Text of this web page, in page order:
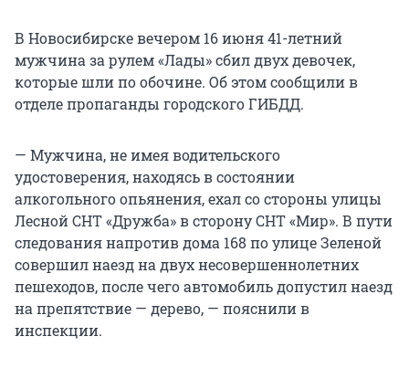
В Новосибирске вечером 16 июня 41-летний
мужчина за рулем «Лады» сбил двух девочек,
которые шли по обочине. Об этом сообщили в
отделе пропаганды городского ГИБДД.
— Мужчина, не имея водительского
удостоверения, находясь в состоянии
алкогольного опьянения, ехал со стороны улицы
Лесной СНТ «Дружба» в сторону СНТ «Мир». В пути
следования напротив дома 168 по улице Зеленой
совершил наезд на двух несовершеннолетних
пешеходов, после чего автомобиль допустил наезд
на препятствие — дерево, — пояснили в
инспекции.